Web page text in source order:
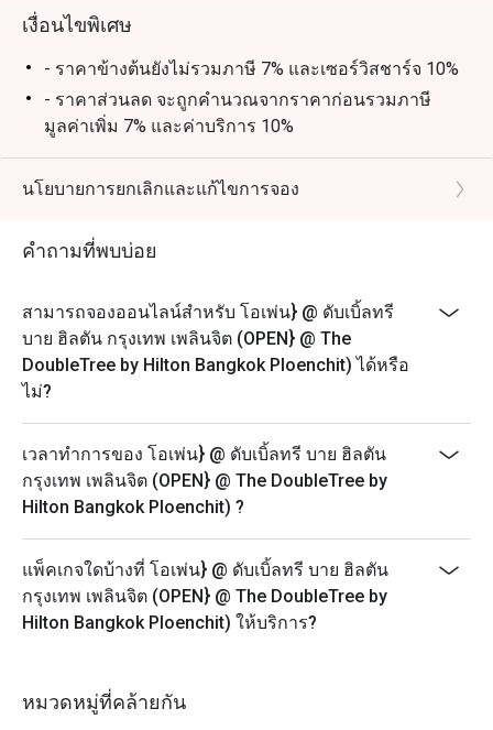
เงื่อนไขพิเศษ
- ราคาข้างต้นยังไม่รวมภาษี 7% และเซอร์วิสชาร์จ 10%
- ราคาส่วนลด จะถูกคำนวณจากราคาก่อนรวมภาษี
มูลค่าเพิ่ม 7% และค่าบริการ 10%
- ราคาสุทธิ = ราคาส่วนลด + ค่าบริการ 10% (คำนวณ
จากราคาก่อนหักส่วนลด) + ภาษีมูลค่าเพิ่ม 7%
อาหารสำหรับเด็ก นโยบายราคา:
อายุต่ำกว่า 6 ปี: ฟรี
นโยบายการยกเลิกและแก้ไขการจอง
คำถามที่พบบ่อย
สามารถจองออนไลน์สำหรับ โอเพ่น} @ ดับเบิ้ลทรี
บาย ฮิลตัน กรุงเทพ เพลินจิต (OPEN} @ The
DoubleTree by Hilton Bangkok Ploenchit) ได้หรือ
ไม่?
เวลาทำการของ โอเพ่น} @ ดับเบิ้ลทรี บาย ฮิลตัน
กรุงเทพ เพลินจิต (OPEN} @ The DoubleTree by
Hilton Bangkok Ploenchit) ?
แพ็คเกจใดบ้างที่ โอเพ่น} @ ดับเบิ้ลทรี บาย ฮิลตัน
กรุงเทพ เพลินจิต (OPEN} @ The DoubleTree by
Hilton Bangkok Ploenchit) ให้บริการ?
หมวดหมู่ที่คล้ายกัน